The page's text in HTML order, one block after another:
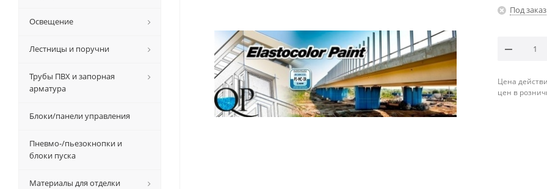
Под заказ
Цена
цен в
Освещение
Лестницы и поручни
Трубы ПВХ и запорная
арматура
Блоки/панели управления
Пневмо-/пьезокнопки и
блоки пуска
Материалы для отделки